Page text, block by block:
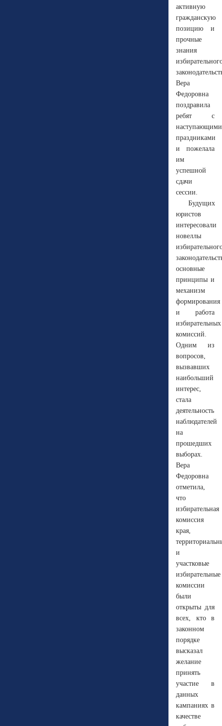
активную
гражданскую
позицию и
прочные
знания
Вера
Федоровна
поздравила
ребят с
наступающими
праздниками
и пожелала
им
успешной
сдачи
сессии.
Будущих
юристов
интересовали
новеллы
основные
принципы и
механизм
формирования
и работа
избирательных
комиссий.
Одним из
вопросов,
вызвавших
наибольший
интерес,
стала
деятельность
наблюдателей
на
прошедших
выборах.
Вера
Федоровна
отметила,
что
избирательная
комиссия
края,
и
участковые
избирательные
комиссии
были
открыты для
всех, кто в
законном
порядке
высказал
желание
принять
участие в
данных
кампаниях в
качестве